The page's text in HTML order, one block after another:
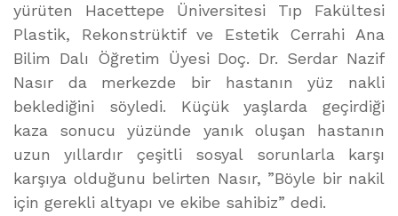
yürüten Hacettepe Üniversitesi Tıp Fakültesi
Plastik, Rekonstrüktif ve Estetik Cerrahi Ana
Bilim Dalı Öğretim Üyesi Doç. Dr. Serdar Nazif
Nasır da merkezde bir hastanın yüz nakli
beklediğini söyledi. Küçük yaşlarda geçirdiği
kaza sonucu yüzünde yanık oluşan hastanın
uzun yıllardır çeşitli sosyal sorunlarla karşı
karşıya olduğunu belirten Nasır, ”Böyle bir nakil
için gerekli altyapı ve ekibe sahibiz” dedi.